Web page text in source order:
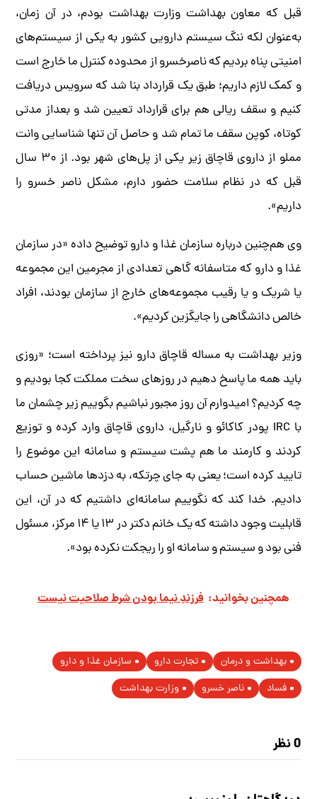
قبل که معاون بهداشت وزارت بهداشت بودم، در آن زمان،
به‌عنوان لکه ننگ سیستم دارویی کشور به یکی از سیستم‌های
امنیتی پناه بردیم که ناصرخسرو از محدوده کنترل ما خارج است
و کمک لازم داریم؛ طبق یک قرارداد بنا شد که سرویس دریافت
کنیم و سقف ریالی هم برای قرارداد تعیین شد و بعداز مدتی
کوتاه، کوپن سقف ما تمام شد و حاصل آن تنها شناسایی وانت
مملو از داروی قاچاق زیر یکی از پل‌های شهر بود. از ۳۰ سال
قبل که در نظام سلامت حضور دارم، مشکل ناصر خسرو را
داریم».
وی هم‌چنین درباره سازمان غذا و دارو توضیح داده «در سازمان
غذا و دارو که متاسفانه گاهی تعدادی از مجرمین این مجموعه
یا شریک و یا رقیب مجموعه‌های خارج از سازمان بودند، افراد
خالص دانشگاهی را جایگزین کردیم».
وزیر بهداشت به مساله قاچاق دارو نیز پرداخته است؛ «روزی
باید همه ما پاسخ دهیم در روزهای سخت مملکت کجا بودیم و
چه کردیم؟ امیدوارم آن روز مجبور نباشیم بگوییم زیر چشمان ما
با IRC پودر کاکائو و نارگیل، داروی قاچاق وارد کرده و توزیع
کردند و کارمند ما هم پشت سیستم و سامانه این موضوع را
تایید کرده است؛ یعنی به جای چرتکه، به دزدها ماشین حساب
دادیم. خدا کند که نگوییم سامانه‌ای داشتیم که در آن، این
قابلیت وجود داشته که یک خانم دکتر در ۱۳ یا ۱۴ مرکز، مسئول
فنی بود و سیستم و سامانه او را ریجکت نکرده بود».
همچنین بخوانید: فرزندِ نیما بودن شرط صلاحيت نيست
بهداشت و درمان تجارت دارو
سازمان غذا و دارو
فساد
ناصر خسرو وزارت بهداشت
0 نظر